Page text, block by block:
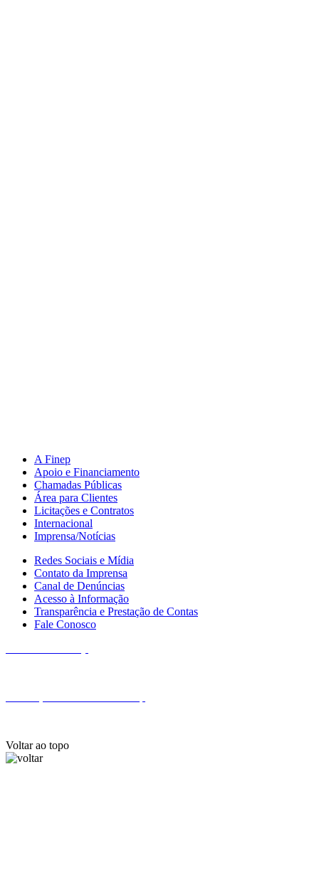
A Finep
Apoio e Financiamento
Chamadas Públicas
Área para Clientes
Licitações e Contratos
Internacional
Imprensa/Notícias
Redes Sociais e Mídia
Contato da Imprensa
Canal de Denúncias
Acesso à Informação
Transparência e Prestação de Contas
Fale Conosco
Voltar ao topo